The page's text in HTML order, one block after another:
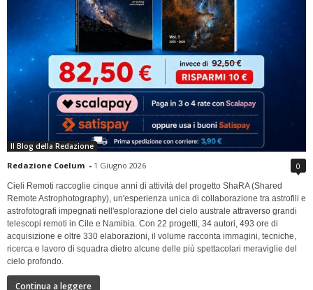
Il Blog della Redazione
Redazione Coelum - 1 Giugno 2026 0
Cieli Remoti raccoglie cinque anni di attività del progetto ShaRA (Shared
Remote Astrophotography), un'esperienza unica di collaborazione tra astrofili e
astrofotografi impegnati nell'esplorazione del cielo australe attraverso grandi
telescopi remoti in Cile e Namibia. Con 22 progetti, 34 autori, 493 ore di
acquisizione e oltre 330 elaborazioni, il volume racconta immagini, tecniche,
ricerca e lavoro di squadra dietro alcune delle più spettacolari meraviglie del
cielo profondo.
Continua a leggere